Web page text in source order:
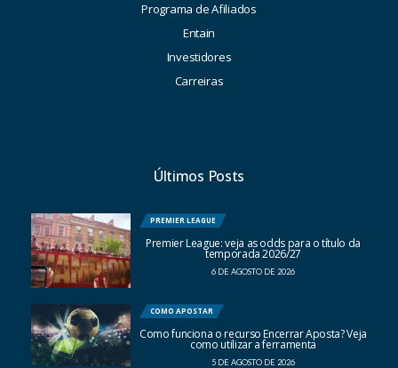
Programa de Afiliados
Entain
Investidores
Carreiras
Últimos Posts
PREMIER LEAGUE
Premier League: veja as odds para o título da
temporada 2026/27
6 DE AGOSTO DE 2026
COMO APOSTAR
Como funciona o recurso Encerrar Aposta? Veja
como utilizar a ferramenta
5 DE AGOSTO DE 2026